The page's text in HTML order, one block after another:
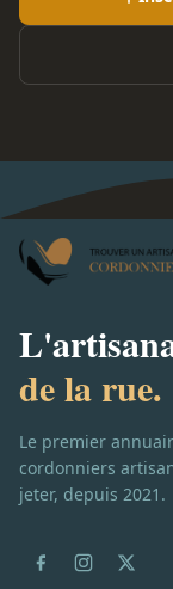
de la rue.
Le premier
cordonniers
jeter, depuis 2021.